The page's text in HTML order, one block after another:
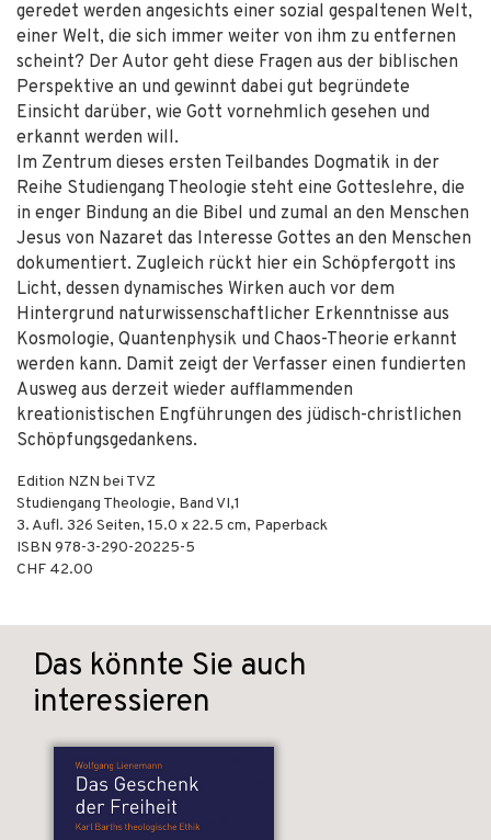
geredet werden angesichts einer sozial gespaltenen Welt,
einer Welt, die sich immer weiter von ihm zu entfernen
scheint? Der Autor geht diese Fragen aus der biblischen
Perspektive an und gewinnt dabei gut begründete
Einsicht darüber, wie Gott vornehmlich gesehen und
erkannt werden will.
Im Zentrum dieses ersten Teilbandes Dogmatik in der
Reihe Studiengang Theologie steht eine Gotteslehre, die
in enger Bindung an die Bibel und zumal an den Menschen
Jesus von Nazaret das Interesse Gottes an den Menschen
dokumentiert. Zugleich rückt hier ein Schöpfergott ins
Licht, dessen dynamisches Wirken auch vor dem
Hintergrund naturwissenschaftlicher Erkenntnisse aus
Kosmologie, Quantenphysik und Chaos-Theorie erkannt
werden kann. Damit zeigt der Verfasser einen fundierten
Ausweg aus derzeit wieder aufflammenden
kreationistischen Engführungen des jüdisch-christlichen
Schöpfungsgedankens.
Edition NZN bei TVZ
Studiengang Theologie, Band VI,1
3. Aufl. 326 Seiten, 15.0 x 22.5 cm, Paperback
ISBN 978-3-290-20225-5
CHF 42.00
Das könnte Sie auch
interessieren